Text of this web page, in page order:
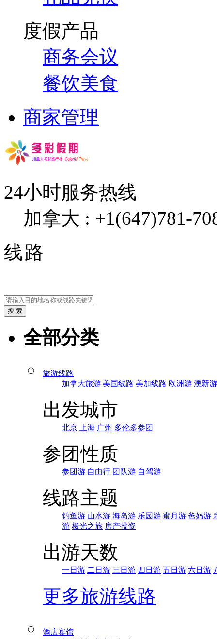
度假产品
商务会议
餐饮美食
商家管理
24小时服务热线
加拿大 : +1(647)781-
线路
全部分类
旅游线路
加拿大旅游 美国线路 美加线路 欧洲游 澳新游
出发城市
北京 上海 广州 多伦多参团
参团性质
参团游 自由行 团队游 自驾游
线路主题
钓鱼游 山水游 海岛游 乐园游 蜜月游 爸妈游
游 极光之旅 房产投资
出游天数
一日游 二日游 三日游 四日游 五日游 六日游
更多旅游线路
酒店宾馆